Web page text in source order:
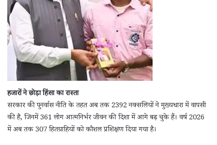
हजारों ने छोड़ा हिंसा का रास्ता
सरकार की पुनर्वास नीति के तहत अब तक 2392 नक्सलियों ने मुख्यधारा में वापसी
की है, जिनमें 361 लोग आत्मनिर्भर जीवन की दिशा में आगे बढ़ चुके हैं। वर्ष 2026
में अब तक 307 हितग्राहियों को कौशल प्रशिक्षण दिया गया है।